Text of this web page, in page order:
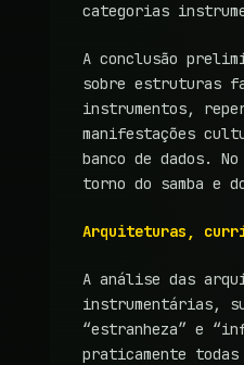
categorias
A conclusão
sobre estruturas
instrumentos,
manifestações
banco de dados.
torno do samba e
Arquiteturas,
A análise das
instrumentárias,
“estranheza” e
praticamente